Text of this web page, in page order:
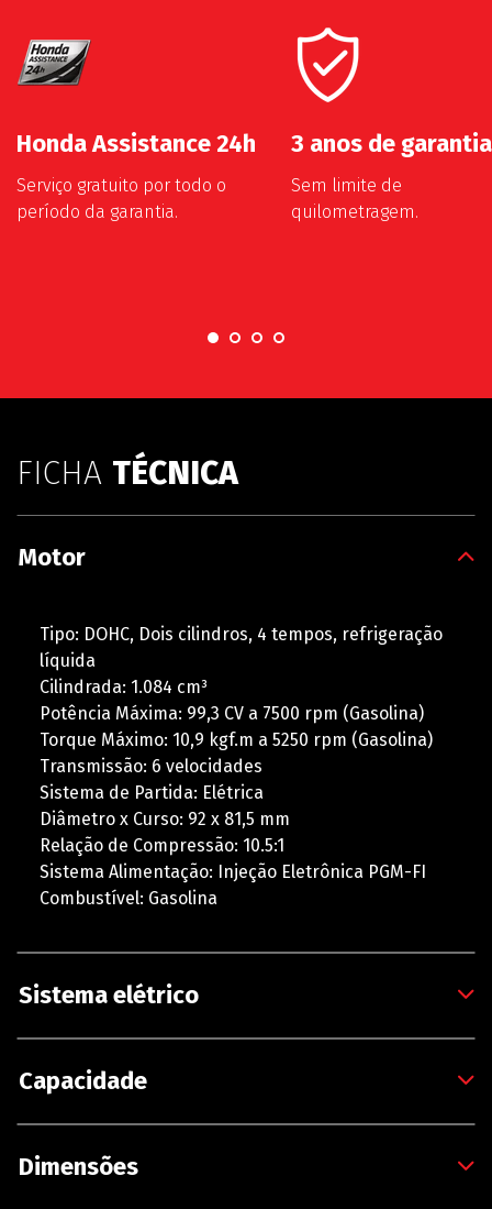
Honda Assistance 24h
Serviço gratuito por todo o
período da garantia.
3 anos de garantia
Sem limite de
quilometragem.
FICHA TÉCNICA
Motor
Tipo: DOHC, Dois cilindros, 4 tempos, refrigeração
líquida
Cilindrada: 1.084 cm³
Potência Máxima: 99,3 CV a 7500 rpm (Gasolina)
Torque Máximo: 10,9 kgf.m a 5250 rpm (Gasolina)
Transmissão: 6 velocidades
Sistema de Partida: Elétrica
Diâmetro x Curso: 92 x 81,5 mm
Relação de Compressão: 10.5:1
Sistema Alimentação: Injeção Eletrônica PGM-FI
Combustível: Gasolina
Sistema elétrico
Capacidade
Dimensões